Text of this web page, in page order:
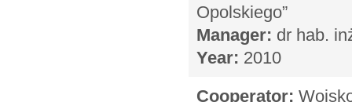
Opolskiego”
Manager: dr hab.
Year: 2010
Cooperator: